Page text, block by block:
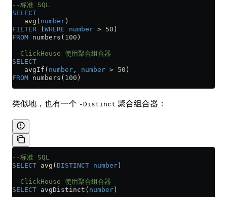
--标准 SQL
SELECT
   avg
( number)
FILTER (WHERE number > 50 )
FROM numbers( 100 )
--ClickHouse 使用聚合组合器
SELECT
   avgIf(
number , number > 50 )
FROM numbers( 100 )
类似地，也有一个 -Distinct 聚合组合器：
--标准 SQL
SELECT avg (DISTINCT number)
--ClickHouse 使用聚合组合器
SELECT avgDistinct( number)